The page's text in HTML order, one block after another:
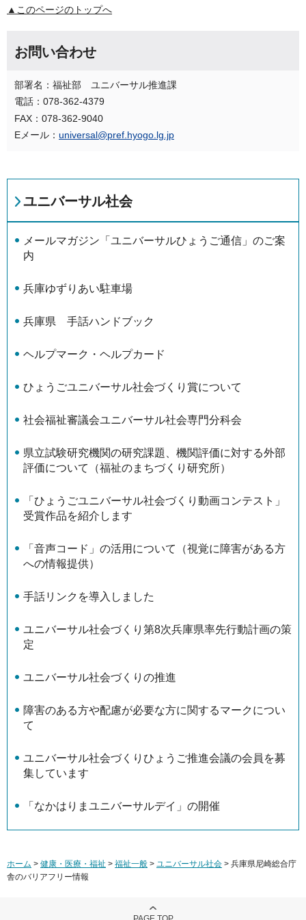
▲このページのトップへ
お問い合わせ
部署名：福祉部 ユニバーサル推進課
電話：078-362-4379
FAX：078-362-9040
Eメール： universal@pref.hyogo.lg.jp
ユニバーサル社会
メールマガジン「ユニバーサルひょうご通信」のご案
内
兵庫ゆずりあい駐車場
兵庫県 手話ハンドブック
ヘルプマーク・ヘルプカード
ひょうごユニバーサル社会づくり賞について
社会福祉審議会ユニバーサル社会専門分科会
県立試験研究機関の研究課題、機関評価に対する外部
評価について（福祉のまちづくり研究所）
「ひょうごユニバーサル社会づくり動画コンテスト」
受賞作品を紹介します
「音声コード」の活用について（視覚に障害がある方
への情報提供）
手話リンクを導入しました
ユニバーサル社会づくり第8次兵庫県率先行動計画の策
定
ユニバーサル社会づくりの推進
障害のある方や配慮が必要な方に関するマークについ
て
ユニバーサル社会づくりひょうご推進会議の会員を募
集しています
「なかはりまユニバーサルデイ」の開催
ホーム > 健康・医療・福祉 > 福祉一般 > ユニバーサル社会 > 兵庫県尼崎総合庁
舎のバリアフリー情報